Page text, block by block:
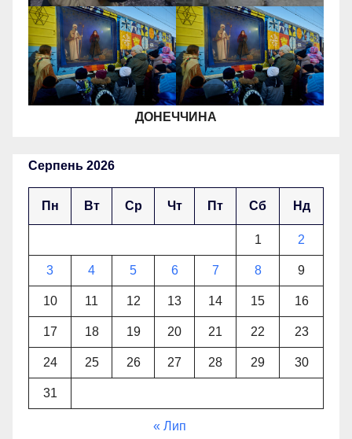
ДОНЕЧЧИНА
Серпень 2026
Пн Вт Ср Чт Пт Сб Нд
1 2
3 4 5 6 7 8 9
10 11 12 13 14 15 16
17 18 19 20 21 22 23
24 25 26 27 28 29 30
31
« Лип